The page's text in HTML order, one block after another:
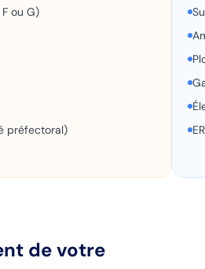
ou G)
préfectoral)
de votre